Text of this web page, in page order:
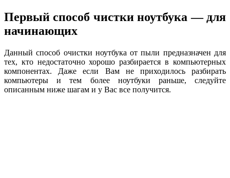
Первый способ чистки ноутбука — для
начинающих
Данный способ очистки ноутбука от пыли предназначен для
тех, кто недостаточно хорошо разбирается в компьютерных
компонентах. Даже если Вам не приходилось разбирать
компьютеры и тем более ноутбуки раньше, следуйте
описанным ниже шагам и у Вас все получится.